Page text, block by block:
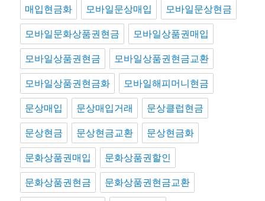
매입현금화 모바일문상매입 모바일문상현금
모바일문화상품권현금 모바일상품권매입
모바일상품권현금 모바일상품권현금교환
모바일상품권현금화 모바일해피머니현금
문상매입 문상매입거래 문상클럽현금
문상현금 문상현금교환 문상현금화
문화상품권매입 문화상품권할인
문화상품권현금 문화상품권현금교환